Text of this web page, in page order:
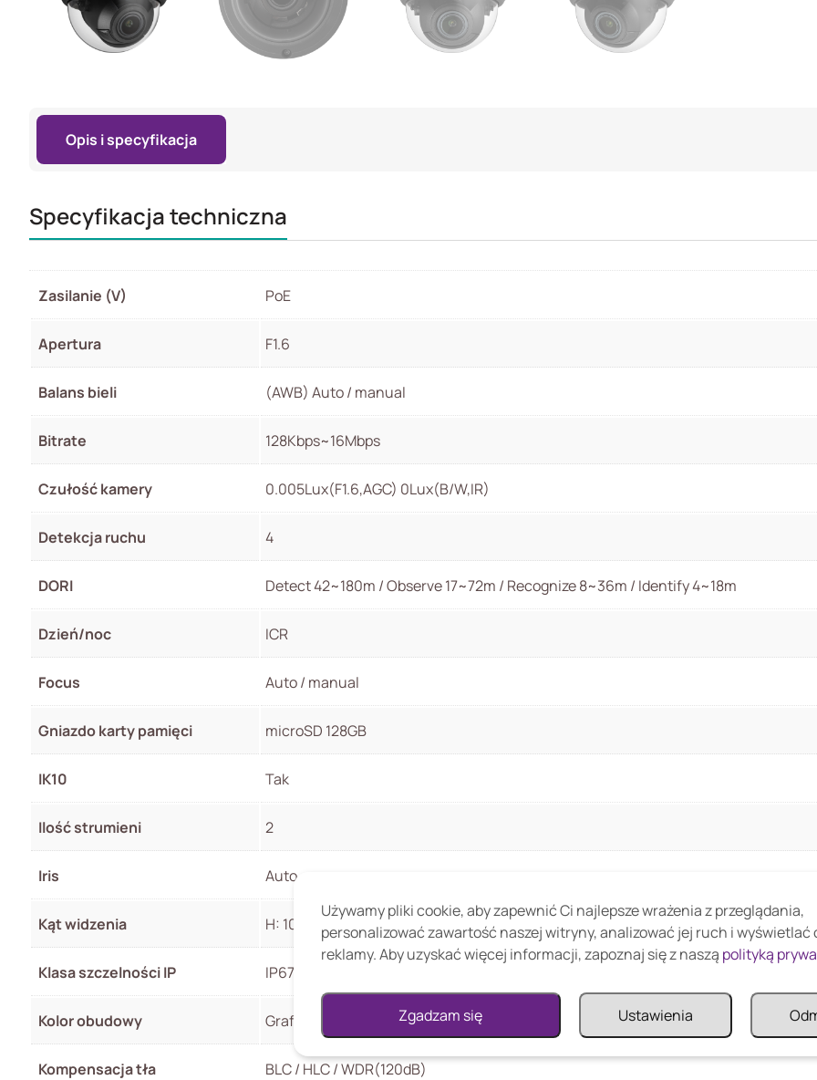
Opis i specyfikacja
Specyfikacja techniczna
Zasilanie (V) PoE
Apertura F1.6
Balans bieli (AWB) Auto / manual
Bitrate 128Kbps~16Mbps
Czułość kamery 0.005Lux(F1.6,AGC) 0Lux(B/W,IR)
Detekcja ruchu 4
DORI Detect 42~180m / Observe 17~72m / Recognize 8~36m / Identify 4~18m
Dzień/noc ICR
Focus Auto / manual
Gniazdo karty pamięci microSD 128GB
IK10 Tak
Ilość strumieni 2
Iris Auto
Kąt widzenia H: 108.05°~ 32.59° V: 56.81°~ 18.36°
Klasa szczelności IP IP67
Kolor obudowy Grafit
Kompensacja tła BLC / HLC / WDR(120dB)
Używamy pliki cookie, aby zapewnić Ci najlepsze wrażenia z przeglądania,
personalizować zawartość naszej witryny, analizować jej ruch i wyświetlać
reklamy. Aby uzyskać więcej informacji, zapoznaj się z naszą polityką
Zgadzam się Ustawienia